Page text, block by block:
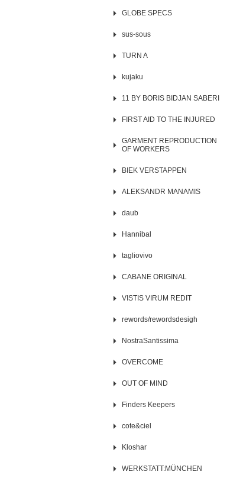
GLOBE SPECS
sus-sous
TURN A
kujaku
11 BY BORIS BIDJAN SABERI
FIRST AID TO THE INJURED
GARMENT REPRODUCTION
OF WORKERS
BIEK VERSTAPPEN
ALEKSANDR MANAMIS
daub
Hannibal
tagliovivo
CABANE ORIGINAL
VISTIS VIRUM REDIT
rewords/rewordsdesigh
NostraSantissima
OVERCOME
OUT OF MIND
Finders Keepers
cote&ciel
Kloshar
WERKSTATT:MÜNCHEN